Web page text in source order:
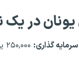
در یک
گذاری: